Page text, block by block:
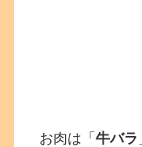
お肉は「牛バラ